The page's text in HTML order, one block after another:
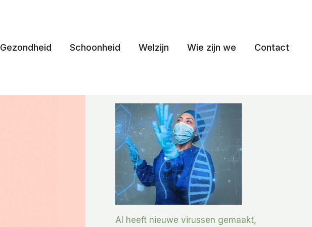
Gezondheid Schoonheid Welzijn Wie zijn we Contact
AI heeft nieuwe virussen gemaakt,